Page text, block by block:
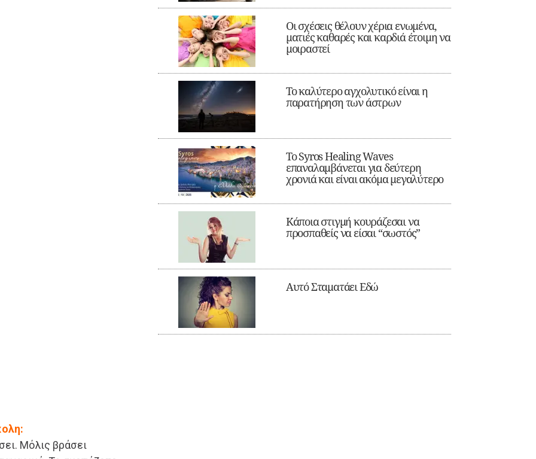
Μόλις βράσει
Οι σχέσεις θέλουν χέρια ενωμένα,
ματιές καθαρές και καρδιά έτοιμη να
μοιραστεί
Το καλύτερο αγχολυτικό είναι η
παρατήρηση των άστρων
Το Syros Healing Waves
επαναλαμβάνεται για δεύτερη
χρονιά και είναι ακόμα μεγαλύτερο
Κάποια στιγμή κουράζεσαι να
προσπαθείς να είσαι “σωστός”
Αυτό Σταματάει Εδώ